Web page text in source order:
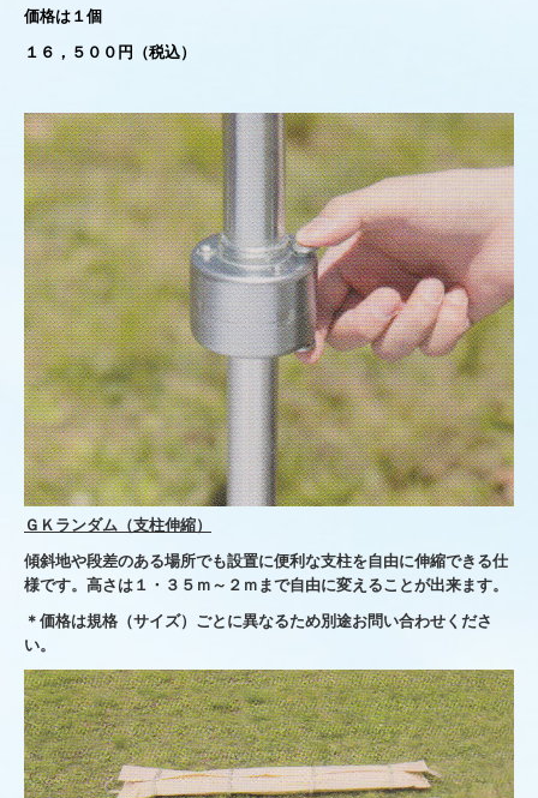
価格は１個
１６，５００円（税込）
ＧＫランダム（支柱伸縮）
傾斜地や段差のある場所でも設置に便利な支柱を自由に伸縮できる仕
様です。 高さは１・３５ｍ～２ｍまで自由に変えることが出来ます。
＊価格は規格（サイズ）ごとに異なるため別途お問い合わせくださ
い。